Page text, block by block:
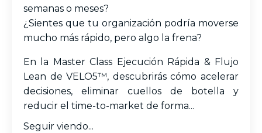
semanas o meses?
¿Sientes que tu organización podría moverse
mucho más rápido, pero algo la frena?
En la Master Class Ejecución Rápida & Flujo
Lean de VELO5™, descubrirás cómo acelerar
decisiones, eliminar cuellos de botella y
reducir el time-to-market de forma...
Seguir viendo...